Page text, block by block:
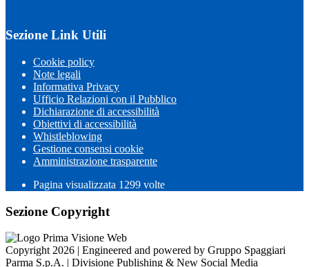
Sezione Link Utili
Cookie policy
Note legali
Informativa Privacy
Ufficio Relazioni con il Pubblico
Dichiarazione di accessibilità
Obiettivi di accessibilità
Whistleblowing
Gestione consensi cookie
Amministrazione trasparente
Pagina visualizzata 1299 volte
Sezione Copyright
Copyright 2026 | Engineered and powered by Gruppo Spaggiari
Parma S.p.A. | Divisione Publishing & New Social Media